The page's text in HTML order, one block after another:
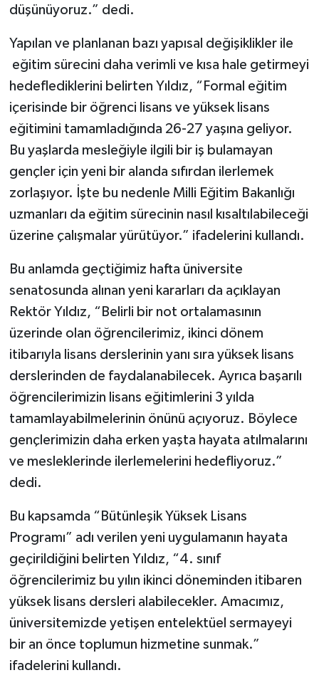
düşünüyoruz.” dedi.
Yapılan ve planlanan bazı yapısal değişiklikler ile
eğitim sürecini daha verimli ve kısa hale getirmeyi
hedeflediklerini belirten Yıldız, “Formal eğitim
içerisinde bir öğrenci lisans ve yüksek lisans
eğitimini tamamladığında 26-27 yaşına geliyor.
Bu yaşlarda mesleğiyle ilgili bir iş bulamayan
gençler için yeni bir alanda sıfırdan ilerlemek
zorlaşıyor. İşte bu nedenle Milli Eğitim Bakanlığı
uzmanları da eğitim sürecinin nasıl kısaltılabileceği
üzerine çalışmalar yürütüyor.” ifadelerini kullandı.
Bu anlamda geçtiğimiz hafta üniversite
senatosunda alınan yeni kararları da açıklayan
Rektör Yıldız, “Belirli bir not ortalamasının
üzerinde olan öğrencilerimiz, ikinci dönem
itibarıyla lisans derslerinin yanı sıra yüksek lisans
derslerinden de faydalanabilecek. Ayrıca başarılı
öğrencilerimizin lisans eğitimlerini 3 yılda
tamamlayabilmelerinin önünü açıyoruz. Böylece
gençlerimizin daha erken yaşta hayata atılmalarını
ve mesleklerinde ilerlemelerini hedefliyoruz.”
dedi.
Bu kapsamda “Bütünleşik Yüksek Lisans
Programı” adı verilen yeni uygulamanın hayata
geçirildiğini belirten Yıldız, “4. sınıf
öğrencilerimiz bu yılın ikinci döneminden itibaren
yüksek lisans dersleri alabilecekler. Amacımız,
üniversitemizde yetişen entelektüel sermayeyi
bir an önce toplumun hizmetine sunmak.”
ifadelerini kullandı.